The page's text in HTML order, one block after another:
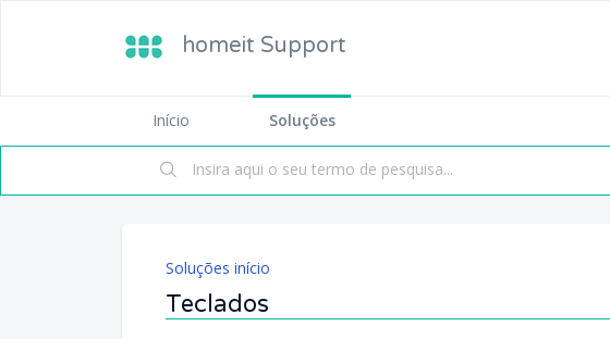
homeit Support
Início Soluções
Soluções início
Teclados